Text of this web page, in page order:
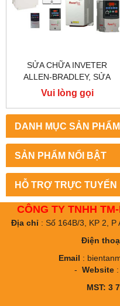
DANH MỤC SẢN PHẨM
SẢN PHẨM NỔI BẬT
HỖ TRỢ TRỰC TUYẾN
SỬA CHỮA INVETER
ALLEN-BRADLEY, SỬA
CHỮA ALLEN-BRADLEY
POWER FLEX 755
Vui lòng gọi
CÔNG TY TNHH
Địa chỉ: Số 164B/3, KP 2, P
Điện
Email :
- Website :
MST: 3